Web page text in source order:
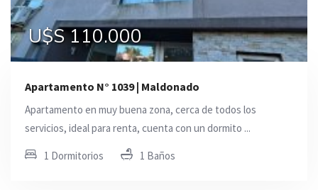
U$S 110.000
Apartamento N° 1039 | Maldonado
Apartamento en muy buena zona, cerca de todos los
servicios, ideal para renta, cuenta con un dormito ...
1 Dormitorios 1 Baños